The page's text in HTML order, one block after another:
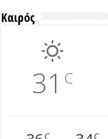
Καιρός
31 C
C C